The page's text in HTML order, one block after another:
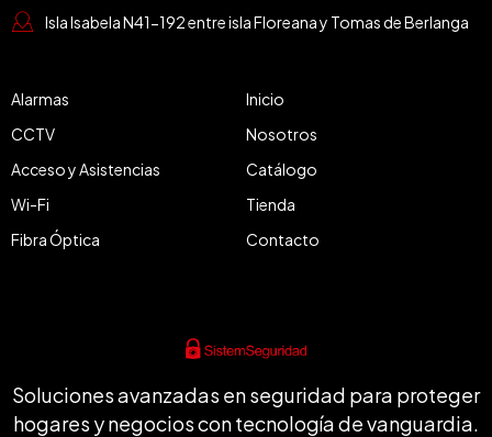
Soluciones avanzadas en seguridad para proteger
hogares y negocios con tecnología de vanguardia.
Alarmas
CCTV
Acceso y Asistencias
Wi-Fi
Fibra Óptica
Inicio
Nosotros
Catálogo
Tienda
Contacto
Isla Isabela N41-192 entre isla Floreana y Tomas de Berlanga